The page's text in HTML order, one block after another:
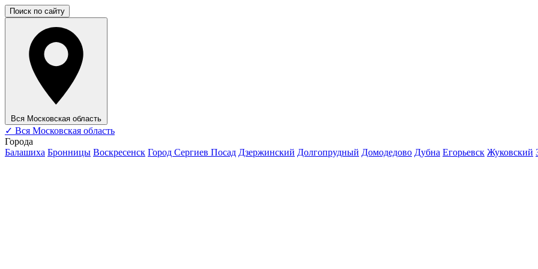
Поиск по сайту
Вся Московская область
✓ Вся Московская область
Города
Балашиха Бронницы Воскресенск Город Сергиев Посад Дзержинский Долгопрудный Домодедово Дубна Егорьевск Жуковский